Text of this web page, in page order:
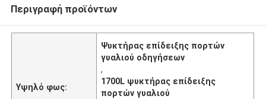
Περιγραφή προϊόντων
Υψηλό φως:
Ψυκτήρας επίδειξης πορτών
γυαλιού οδηγήσεων
,
1700L ψυκτήρας επίδειξης
πορτών γυαλιού